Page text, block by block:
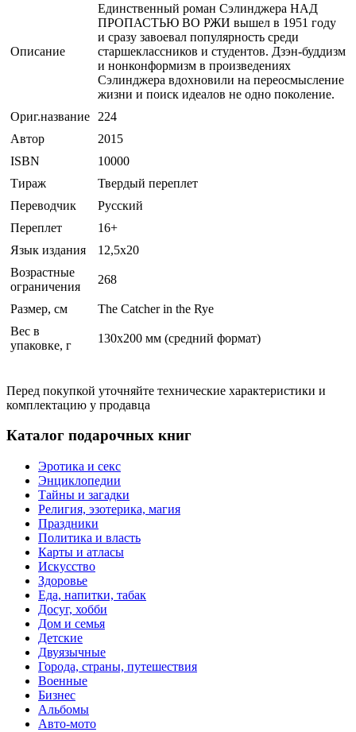
Описание
Единственный роман Сэлинджера НАД
ПРОПАСТЬЮ ВО РЖИ вышел в 1951 году
и сразу завоевал популярность среди
старшеклассников и студентов. Дзэн-буддизм
и нонконформизм в произведениях
Сэлинджера вдохновили на переосмысление
жизни и поиск идеалов не одно поколение.
Ориг.название
224
Автор
2015
ISBN
10000
Тираж
Твердый переплет
Переводчик
Русский
Переплет
16+
Язык издания
12,5x20
Возрастные
ограничения
268
Размер, см
The Catcher in the Rye
Вес в
упаковке, г
130х200 мм (средний формат)
Перед покупкой уточняйте технические характеристики и
комплектацию у продавца
Каталог подарочных книг
Эротика и секс
Энциклопедии
Тайны и загадки
Религия, эзотерика, магия
Праздники
Политика и власть
Карты и атласы
Искусство
Здоровье
Еда, напитки, табак
Досуг, хобби
Дом и семья
Детские
Двуязычные
Города, страны, путешествия
Военные
Бизнес
Альбомы
Авто-мото